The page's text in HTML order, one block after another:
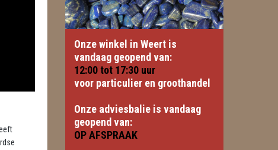
Onze winkel in Weert is
vandaag geopend van:
12:00 tot 17:30uur
voor particulier en groothandel
Onze adviesbalie is vandaag
geopend van:
OP AFSPRAAK